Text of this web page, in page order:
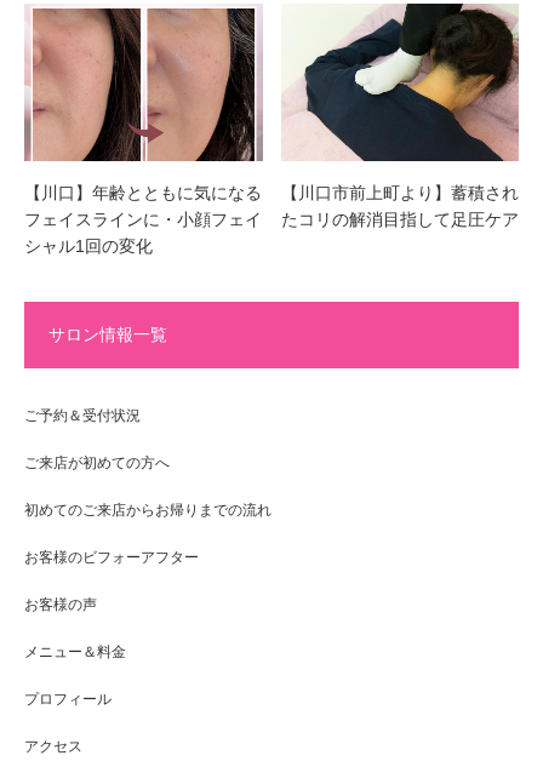
【川口】年齢とともに気になる
フェイスラインに・小顔フェイ
シャル1回の変化
【川口市前上町より】蓄積され
たコリの解消目指して足圧ケア
サロン情報一覧
ご予約＆受付状況
ご来店が初めての方へ
初めてのご来店からお帰りまでの流れ
お客様のビフォーアフター
お客様の声
メニュー＆料金
プロフィール
アクセス